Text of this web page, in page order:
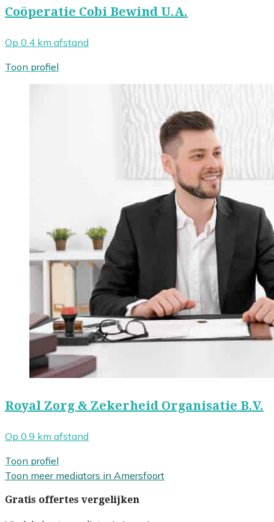
Coöperatie Cobi Bewind U.A.
Op 0.4 km afstand
Toon profiel
Royal Zorg & Zekerheid Organisatie B.V.
Op 0.9 km afstand
Toon profiel
Toon meer mediators in Amersfoort
Gratis offertes vergelijken